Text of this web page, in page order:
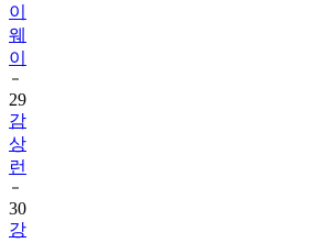
이
웨
이
29
감
상
런
30
강